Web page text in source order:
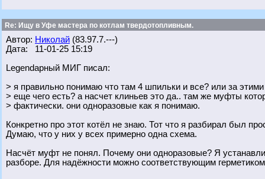
Re: Ищу в Уфе мастера по котлам твердотопливным.
Автор: Николай (83.97.7.---)
Дата: 11-01-25 15:19
Legendарный МИГ писал:
> я правильно понимаю что там 4 шпильки и все? или за
> еще чего есть? а насчет клиньев это да.. там же муфты
> фактически. они одноразовые как я понимаю.
Конкретно про этот котёл не знаю. Тот что я разбирал был
Думаю, что у них у всех примерно одна схема.
Насчёт муфт не понял. Почему они одноразовые? Я
разборе. Для надёжности можно соответствующим